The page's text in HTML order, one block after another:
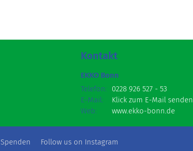
Kontakt
EKKO Bonn
Telefon:
0228 926 527 - 53
E-Mail:
Klick zum E-Mail senden
Web:
www.ekko-bonn.de
Spenden Follow us on Instagram